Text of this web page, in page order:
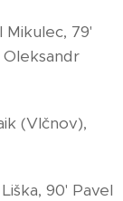
Mikulec, 79'
Oleksandr
(Vlčnov),
90' Pavel